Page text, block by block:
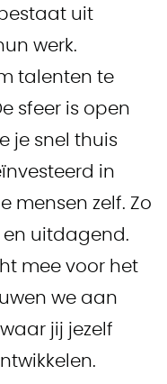
uit
werk.
talenten te
sfeer is open
je snel thuis
in
mensen zelf. Zo
en uitdagend.
mee voor het
we aan
jij jezelf